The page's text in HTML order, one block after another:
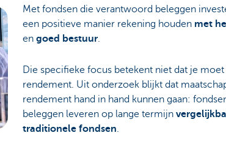
Met fondsen die verantwoord beleggen
een positieve manier rekening houden met
en goed bestuur.
Die specifieke focus betekent niet dat je
rendement. Uit onderzoek blijkt dat
rendement hand in hand kunnen gaan:
beleggen leveren op lange termijn
traditionele fondsen.